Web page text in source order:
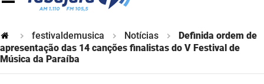
Comunicação Institucional
Controladoria Geral do Estado
Cultura
Codata
Companhia Docas
festivaldemusica Notícias
Definida ordem de
apresentação das 14 canções finalistas do V Festival de
Música da Paraíba